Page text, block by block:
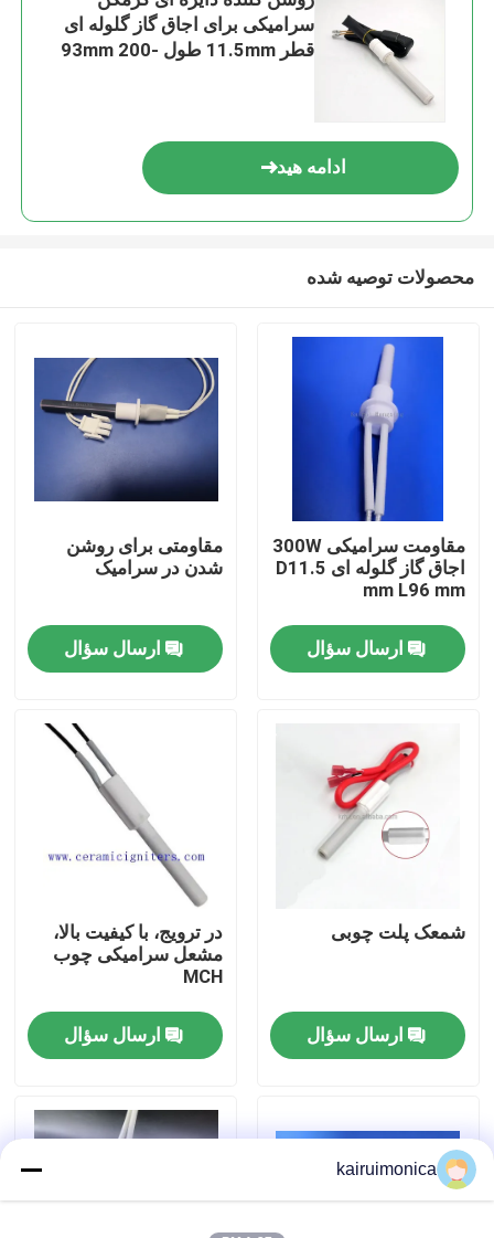
خونه
محصولات
فیلم های
نمایش واقعیت مجازی
تور کارخانه
کنترل کیفیت
اخبار
سرامیکی برای اجاق گاز گلوله ای
قطر 11.5mm طول 93mm 200-
ادامه هید
محصولات توصیه شده
مقاومت سرامیکی 300W
اجاق گاز گلوله ای D11.5
mm L96 mm
ارسال سؤال
مقاومتی برای روشن
شدن در سرامیک
ارسال سؤال
شمعک پلت چوبی
ارسال سؤال
در ترویج، با کیفیت بالا،
مشعل سرامیکی چوب
MCH
ارسال سؤال
kairuimonica